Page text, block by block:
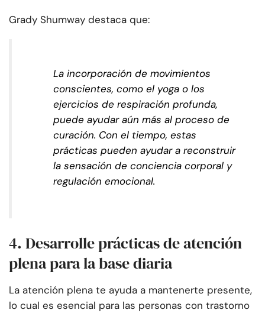
Grady Shumway destaca que:
La incorporación de movimientos
conscientes, como el yoga o los
ejercicios de respiración profunda,
puede ayudar aún más al proceso de
curación. Con el tiempo, estas
prácticas pueden ayudar a reconstruir
la sensación de conciencia corporal y
regulación emocional.
4. Desarrolle prácticas de atención
plena para la base diaria
La atención plena te ayuda a mantenerte presente,
lo cual es esencial para las personas con trastorno